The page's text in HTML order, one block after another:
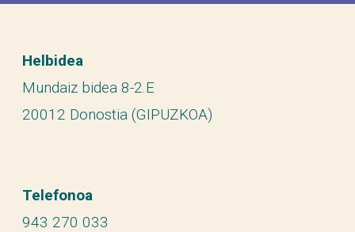
Helbidea
Mundaiz bidea 8-2.E
20012 Donostia (GIPUZKOA)
Telefonoa
943 270 033